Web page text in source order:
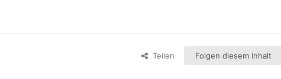
Teilen Folgen diesem Inhalt